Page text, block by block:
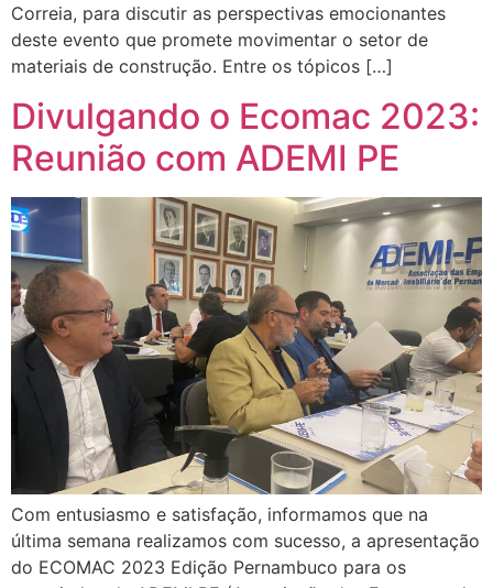
Correia, para discutir as perspectivas emocionantes
deste evento que promete movimentar o setor de
materiais de construção. Entre os tópicos […]
Divulgando o Ecomac 2023:
Reunião com ADEMI PE
Com entusiasmo e satisfação, informamos que na
última semana realizamos com sucesso, a apresentação
do ECOMAC 2023 Edição Pernambuco para os